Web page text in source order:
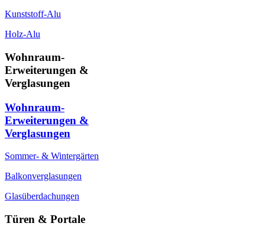
Kunststoff-Alu
Holz-Alu
Wohnraum-
Erweiterungen &
Verglasungen
Wohnraum-
Erweiterungen &
Verglasungen
Sommer- & Wintergärten
Balkonverglasungen
Glasüberdachungen
Türen & Portale